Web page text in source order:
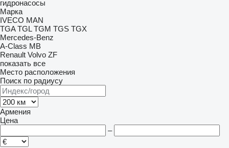
гидронасосы
Марка
IVECO MAN
TGA TGL TGM TGS TGX
Mercedes-Benz
A-Class MB
Renault Volvo ZF
показать все
Место расположения
Поиск по радиусу
Армения
Цена
–